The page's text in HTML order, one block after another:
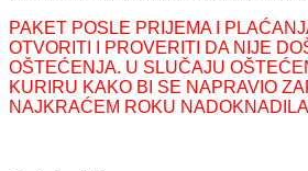
PAKET POSLE PRIJEMA I
OTVORITI I PROVERITI DA NIJE
OŠTEĆENJA. U SLUČAJU
KURIRU KAKO BI SE NAPRAVIO
NAJKRAĆEM ROKU